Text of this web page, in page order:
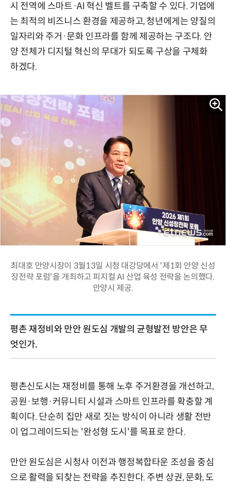
시 전역에 스마트·AI 혁신 벨트를 구축할 수 있다. 기업에
는 최적의 비즈니스 환경을 제공하고, 청년에게는 양질의
일자리와 주거·문화 인프라를 함께 제공하는 구조다. 안
양 전체가 디지털 혁신의 무대가 되도록 구상을 구체화
하겠다.
최대호 안양시장이 3월13일 시청 대강당에서 '제1회 안양 신성
장전략 포럼'을 개최하고 피지컬 AI 산업 육성 전략을 논의했다.
안양시 제공.
평촌 재정비와 만안 원도심 개발의 균형발전 방안은 무
엇인가.
평촌신도시는 재정비를 통해 노후 주거환경을 개선하고,
공원·보행·커뮤니티 시설과 스마트 인프라를 확충할 계
획이다. 단순히 집만 새로 짓는 방식이 아니라 생활 전반
이 업그레이드되는 '완성형 도시'를 목표로 한다.
만안 원도심은 시청사 이전과 행정복합타운 조성을 중심
으로 활력을 되찾는 전략을 추진한다. 주변 상권, 문화, 도